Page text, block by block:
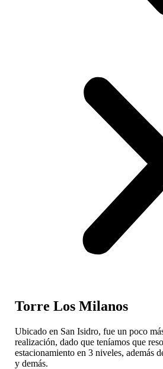
Torre Los Milanos
Ubicado en San Isidro, fue un poco
realización, dado que teníamos que
estacionamiento en 3 niveles, además
y demás.